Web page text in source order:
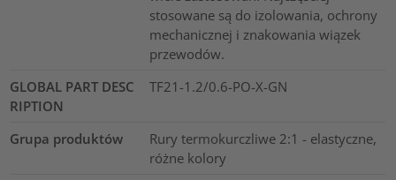
stosowane są do izolowania, ochrony
mechanicznej i znakowania wiązek
przewodów.
GLOBAL PART DESC
RIPTION
TF21-1.2/0.6-PO-X-GN
Grupa produktów
Rury termokurczliwe 2:1 - elastyczne,
różne kolory